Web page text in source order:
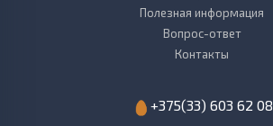
Полезная информация
Вопрос-ответ
Контакты
+375(33) 603 62 08